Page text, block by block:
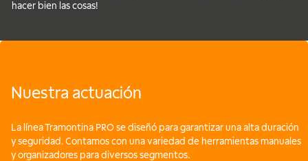
hacer bien las cosas!
Nuestra actuación
La línea Tramontina PRO se diseñó para garantizar una alta duración
y seguridad. Contamos con una variedad de herramientas manuales
y organizadores para diversos segmentos.